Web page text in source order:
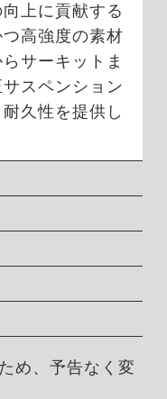
上に貢献する
高強度の素材
サーキットま
スペンション
久性を提供し
め、予告なく変